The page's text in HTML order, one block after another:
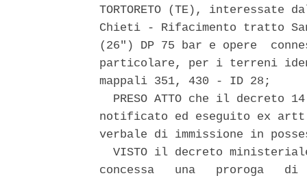
TORTORETO (TE),
Chieti - Rifacimento tratto
(26") DP 75 bar e opere
particolare, per i terreni
mappali 351, 430 - ID 28;
PRESO ATTO che il decreto
notificato ed eseguito ex
verbale di immissione in
VISTO il decreto
concessa   una   proroga